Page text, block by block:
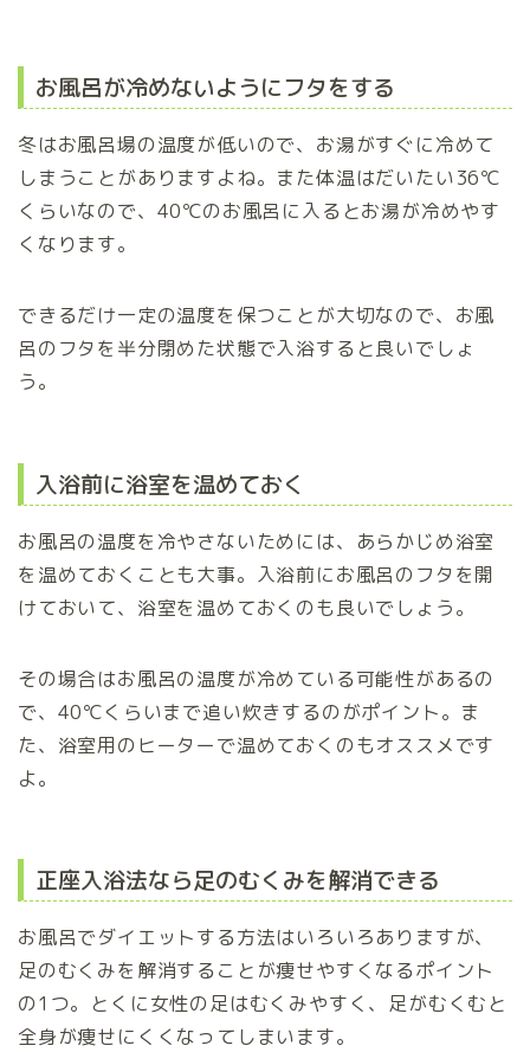
お風呂が冷めないようにフタをする
冬はお風呂場の温度が低いので、お湯がすぐに冷めて
しまうことがありますよね。また体温はだいたい36℃
くらいなので、40℃のお風呂に入るとお湯が冷めやす
くなります。
できるだけ一定の温度を保つことが大切なので、お風
呂のフタを半分閉めた状態で入浴すると良いでしょ
う。
入浴前に浴室を温めておく
お風呂の温度を冷やさないためには、あらかじめ浴室
を温めておくことも大事。入浴前にお風呂のフタを開
けておいて、浴室を温めておくのも良いでしょう。
その場合はお風呂の温度が冷めている可能性があるの
で、40℃くらいまで追い炊きするのがポイント。ま
た、浴室用のヒーターで温めておくのもオススメです
よ。
正座入浴法なら足のむくみを解消できる
お風呂でダイエットする方法はいろいろありますが、
足のむくみを解消することが痩せやすくなるポイント
の1つ。とくに女性の足はむくみやすく、足がむくむと
全身が痩せにくくなってしまいます。